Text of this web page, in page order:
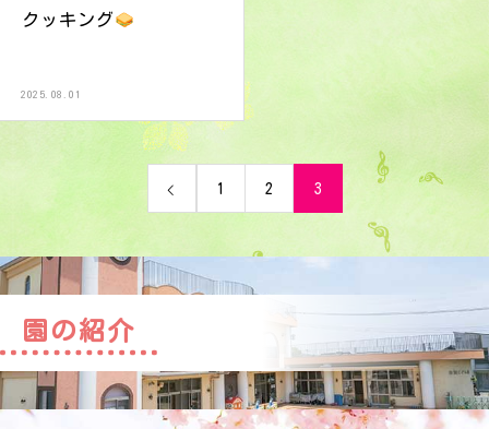
クッキング
2025.08.01
1 2 3
園の紹介